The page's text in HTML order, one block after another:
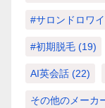
#サロンドロワ
#初期脱毛 (19)
AI英会話 (22)
その他のメーカ